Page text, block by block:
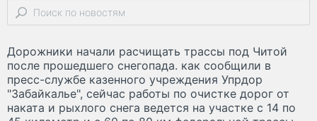
Дорожники начали расчищать трассы под Читой
после прошедшего снегопада. как сообщили в
пресс-службе казенного учреждения Упрдор
"Забайкалье", сейчас работы по очистке дорог от
наката и рыхлого снега ведется на участке с 14 по